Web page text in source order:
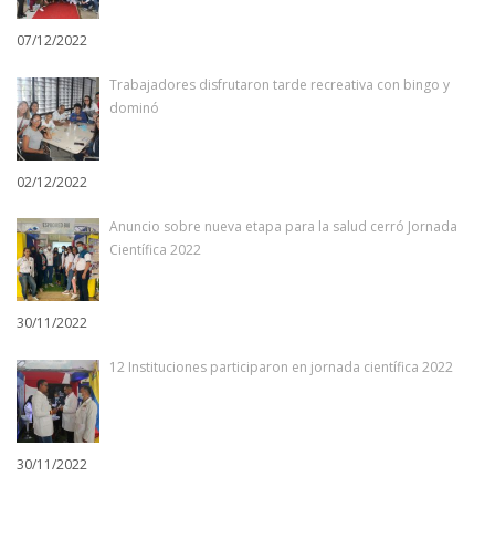
07/12/2022
Trabajadores disfrutaron tarde recreativa con bingo y
dominó
02/12/2022
Anuncio sobre nueva etapa para la salud cerró Jornada
Científica 2022
30/11/2022
12 Instituciones participaron en jornada científica 2022
30/11/2022